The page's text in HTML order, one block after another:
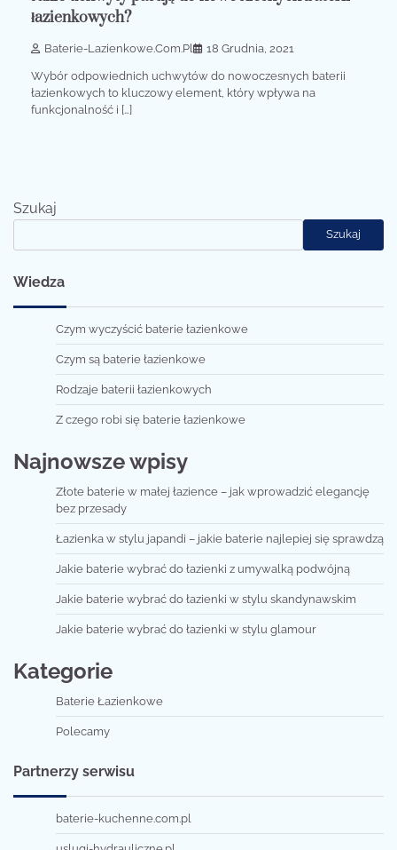
łazienkowych?
Baterie-Lazienkowe.com.pl 18 Grudnia, 2021
Wybór odpowiednich uchwytów do nowoczesnych baterii
łazienkowych to kluczowy element, który wpływa na
funkcjonalność i […]
Szukaj
Szukaj
Wiedza
Czym wyczyścić baterie łazienkowe
Czym są baterie łazienkowe
Rodzaje baterii łazienkowych
Z czego robi się baterie łazienkowe
Najnowsze wpisy
Złote baterie w małej łazience – jak wprowadzić elegancję
bez przesady
Łazienka w stylu japandi – jakie baterie najlepiej się sprawdzą
Jakie baterie wybrać do łazienki z umywalką podwójną
Jakie baterie wybrać do łazienki w stylu skandynawskim
Jakie baterie wybrać do łazienki w stylu glamour
Kategorie
Baterie Łazienkowe
Polecamy
Partnerzy serwisu
baterie-kuchenne.com.pl